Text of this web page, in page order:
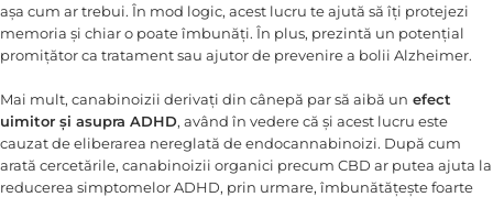
așa cum ar trebui. În mod logic, acest lucru te ajută să îți protejezi
memoria și chiar o poate îmbunăți. În plus, prezintă un potențial
promițător ca tratament sau ajutor de prevenire a bolii Alzheimer.
Mai mult, canabinoizii derivați din cânepă par să aibă un efect
uimitor și asupra ADHD, având în vedere că și acest lucru este
cauzat de eliberarea nereglată de endocannabinoizi. După cum
arată cercetările, canabinoizii organici precum CBD ar putea ajuta la
reducerea simptomelor ADHD, prin urmare, îmbunătățește foarte